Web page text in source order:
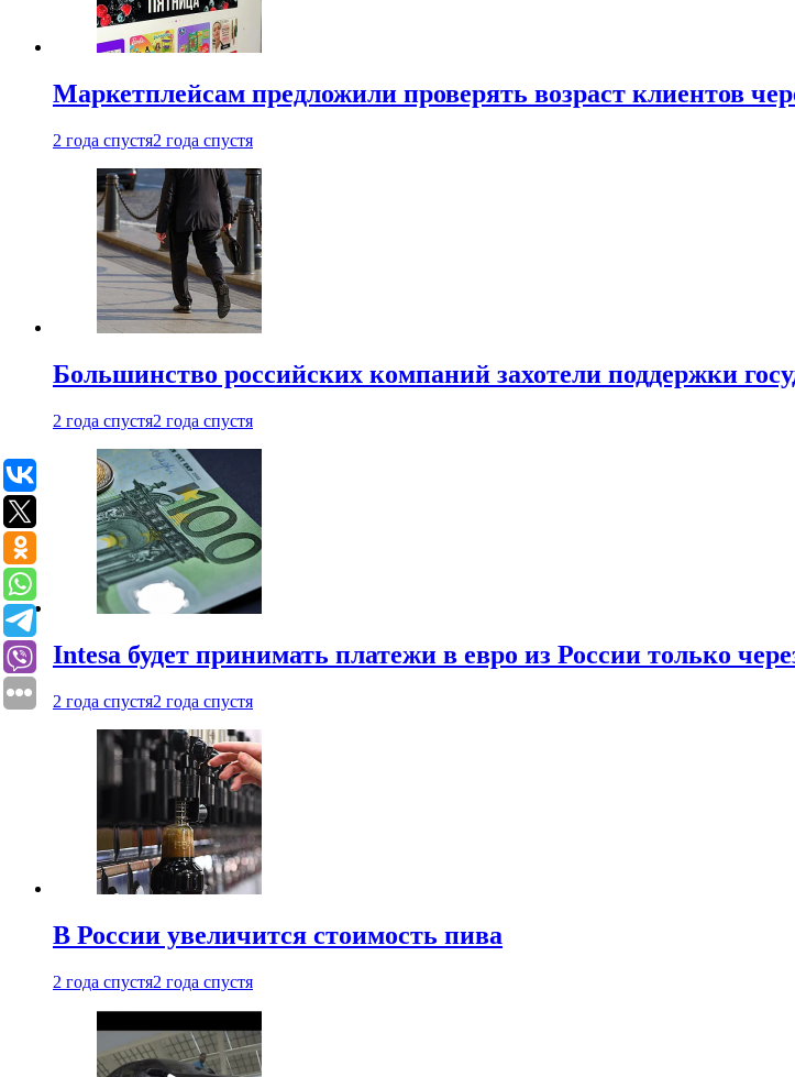
Маркетплейсам предложили проверять возраст клиентов
2 года спустя2 года спустя
Большинство российских компаний захотели поддержки
2 года спустя2 года спустя
Intesa будет принимать платежи в евро из России только
2 года спустя2 года спустя
В России увеличится стоимость пива
2 года спустя2 года спустя